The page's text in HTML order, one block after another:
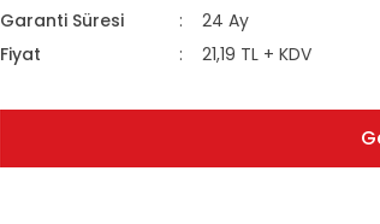
Garanti Süresi
24 Ay
Fiyat
21,19 TL + KDV